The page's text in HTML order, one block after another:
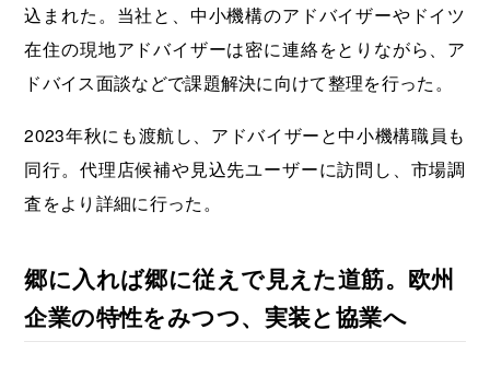
込まれた。当社と、中小機構のアドバイザーやドイツ
在住の現地アドバイザーは密に連絡をとりながら、ア
ドバイス面談などで課題解決に向けて整理を行った。
2023年秋にも渡航し、アドバイザーと中小機構職員も
同行。代理店候補や見込先ユーザーに訪問し、市場調
査をより詳細に行った。
郷に入れば郷に従えで見えた道筋。欧州
企業の特性をみつつ、実装と協業へ